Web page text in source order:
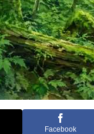
Facebook